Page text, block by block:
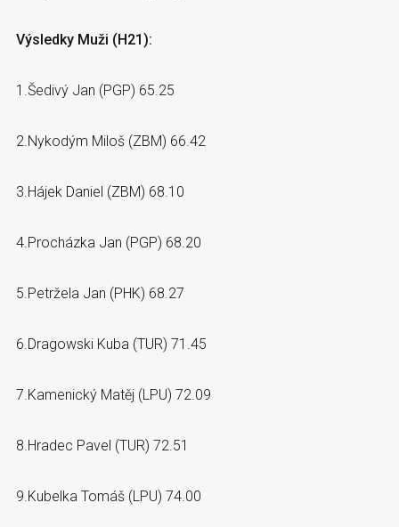
Výsledky Muži (H21):
1.Šedivý Jan (PGP) 65.25
2.Nykodým Miloš (ZBM) 66.42
3.Hájek Daniel (ZBM) 68.10
4.Procházka Jan (PGP) 68.20
5.Petržela Jan (PHK) 68.27
6.Dragowski Kuba (TUR) 71.45
7.Kamenický Matěj (LPU) 72.09
8.Hradec Pavel (TUR) 72.51
9.Kubelka Tomáš (LPU) 74.00